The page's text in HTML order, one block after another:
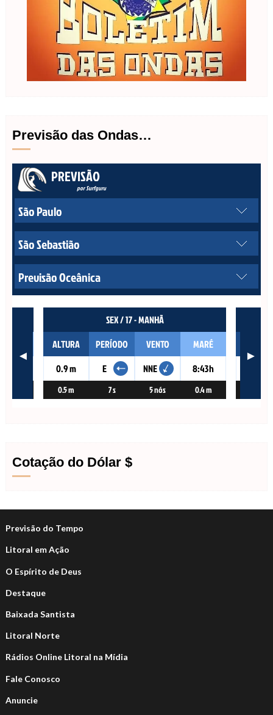
Previsão das Ondas…
Cotação do Dólar $
Previsão do Tempo
Litoral em Ação
O Espírito de Deus
Destaque
Baixada Santista
Litoral Norte
Rádios Online Litoral na Mídia
Fale Conosco
Anuncie